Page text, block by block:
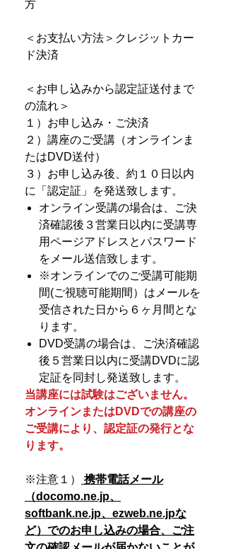
方
＜お支払い方法＞クレジットカー
ド決済
＜お申し込みから認定証送付まで
の流れ＞
１）お申し込み・ご決済
２）講座のご受講（オンラインま
たはDVD送付）
３）お申し込み後、約１０日以内
に「認定証」を発送致します。
オンライン受講の場合は、ご決
済確認後３営業日以内に受講専
用ページアドレスとパスワード
をメール送信致します。
※オンラインでのご受講可能期
間(ご視聴可能期間）はメールを
受信された日から６ヶ月間とな
ります。
DVD受講の場合は、ご決済確認
後５営業日以内に受講DVDに認
定証を同封し発送致します。
当講座には試験はございません。
オンラインまたはDVDでの講座の
ご受講により、認定証の発行とな
ります。
※注意１）
携帯電話メール
（docomo.ne.jp、
softbank.ne.jp、ezweb.ne.jpな
ど）でのお申し込みの場合、 ご注